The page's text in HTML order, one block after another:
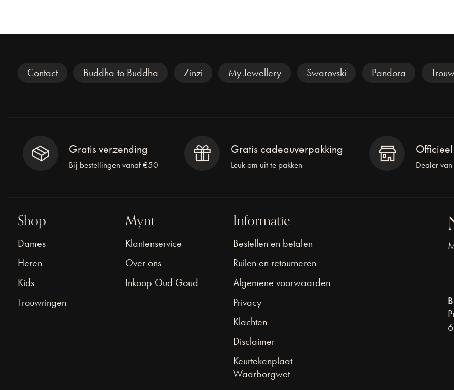
Veel gezocht
Contact Buddha to Buddha Zinzi My Jewellery Swarovski Pandora
Gratis verzending
Bij bestellingen vanaf €50
Gratis cadeauverpakking
Leuk om uit te pakken Dealer
Shop
Dames
Heren
Kids
Trouwringen
Mynt
Klantenservice
Over ons
Inkoop Oud Goud
Informatie
Bestellen en betalen
Ruilen en retourneren
Algemene voorwaarden
Privacy
Klachten
Disclaimer
Keurtekenplaat
Waarborgwet